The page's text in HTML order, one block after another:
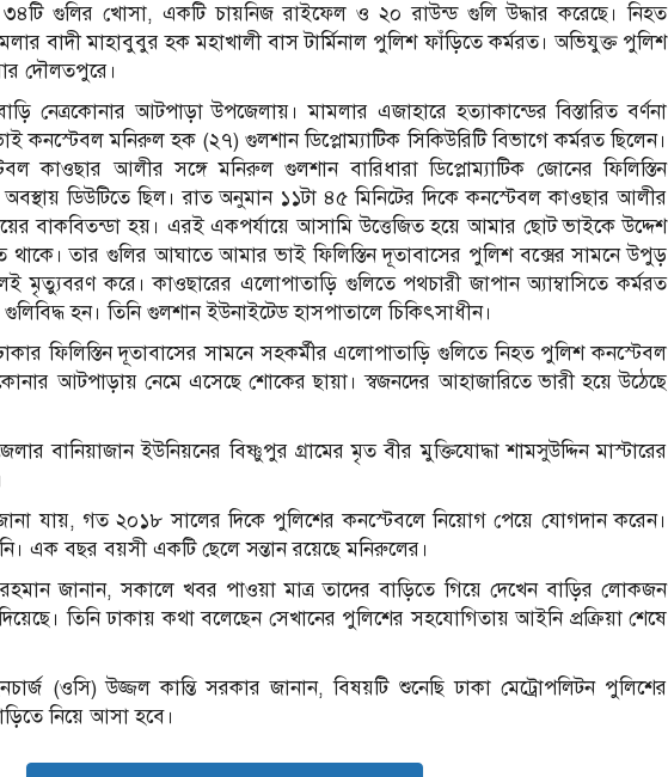
৩৪টি গুলির খোসা, একটি চায়নিজ রাইফেল ও ২০ রাউন্ড গুলি উদ্ধার করেছে। নিহত
বাদী মাহাবুবুর হক মহাখালী বাস টার্মিনাল পুলিশ ফাঁড়িতে কর্মরত। অভিযুক্ত পুলিশ
দৌলতপুরে।
নেত্রকোনার আটপাড়া উপজেলায়। মামলার এজাহারে হত্যাকান্ডের বিস্তারিত বর্ণনা
কনস্টেবল মনিরুল হক (২৭) গুলশান ডিপ্লোম্যাটিক সিকিউরিটি বিভাগে কর্মরত ছিলেন।
কাওছার আলীর সঙ্গে মনিরুল গুলশান বারিধারা ডিপ্লোম্যাটিক জোনের ফিলিস্তিন
অবস্থায় ডিউটিতে ছিল। রাত অনুমান ১১টা ৪৫ মিনিটের দিকে কনস্টেবল কাওছার আলীর
বাকবিতন্ডা হয়। এরই একপর্যায়ে আসামি উত্তেজিত হয়ে আমার ছোট ভাইকে উদ্দেশ
তার গুলির আঘাতে আমার ভাই ফিলিস্তিন দূতাবাসের পুলিশ বক্সের সামনে উপুড়
মৃত্যুবরণ করে। কাওছারের এলোপাতাড়ি গুলিতে পথচারী জাপান অ্যাম্বাসিতে কর্মরত
হন। তিনি গুলশান ইউনাইটেড হাসপাতালে চিকিৎসাধীন।
ঢাকার ফিলিস্তিন দূতাবাসের সামনে সহকর্মীর এলোপাতাড়ি গুলিতে নিহত পুলিশ কনস্টেবল
আটপাড়ায় নেমে এসেছে শোকের ছায়া। স্বজনদের আহাজারিতে ভারী হয়ে উঠেছে
বানিয়াজান ইউনিয়নের বিষ্ণুপুর গ্রামের মৃত বীর মুক্তিযোদ্ধা শামসুউদ্দিন মাস্টারের
জানা যায়, গত ২০১৮ সালের দিকে পুলিশের কনস্টেবলে নিয়োগ পেয়ে যোগদান করেন।
এক বছর বয়সী একটি ছেলে সন্তান রয়েছে মনিরুলের।
জানান, সকালে খবর পাওয়া মাত্র তাদের বাড়িতে গিয়ে দেখেন বাড়ির লোকজন
তিনি ঢাকায় কথা বলেছেন সেখানের পুলিশের সহযোগিতায় আইনি প্রক্রিয়া শেষে
(ওসি) উজ্জল কান্তি সরকার জানান, বিষয়টি শুনেছি ঢাকা মেট্রোপলিটন পুলিশের
নিয়ে আসা হবে।